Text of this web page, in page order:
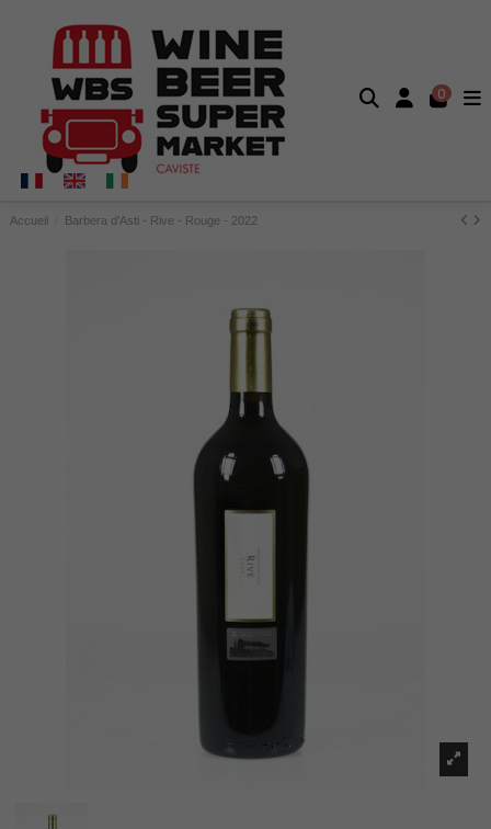
0
Accueil Barbera d'Asti - Rive - Rouge - 2022